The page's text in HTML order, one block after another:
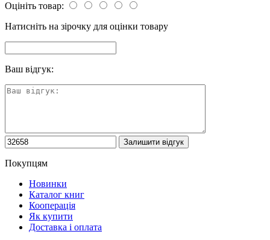
Оцініть товар:
Натисніть на зірочку для оцінки товару
Ваш відгук:
Покупцям
Новинки
Каталог книг
Кооперація
Як купити
Доставка і оплата